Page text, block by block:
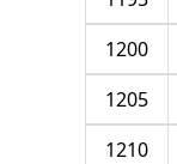
1200
1205
1210